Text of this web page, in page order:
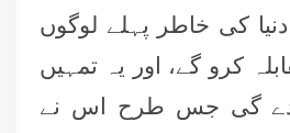
کی خاطر پہلے لوگوں
کرو گے، اور یہ تمہیں
دے گی جس طرح اس نے